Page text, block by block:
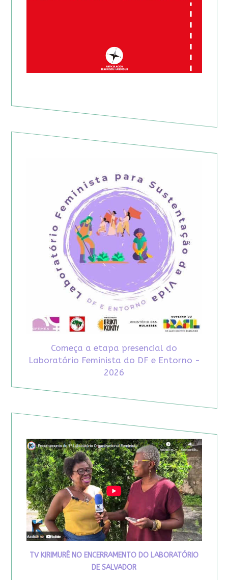
Começa a etapa presencial do
Laboratório Feminista do DF e Entorno -
2026
TV KIRIMURÊ NO ENCERRAMENTO DO LABORATÓRIO
DE SALVADOR